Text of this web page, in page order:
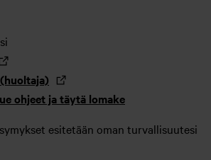
ohjeet ja täytä lomake
esitetään oman turvallisuutesi